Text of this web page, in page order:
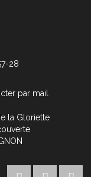
28
par mail
la Gloriette